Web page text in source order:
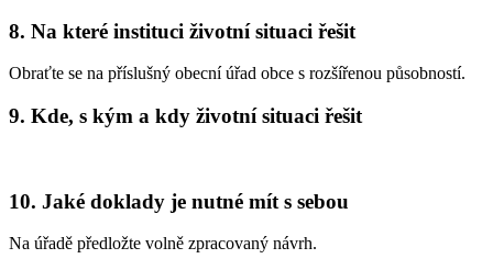
8. Na které instituci životní situaci řešit
Obraťte se na příslušný obecní úřad obce s rozšířenou působností.
9. Kde, s kým a kdy životní situaci řešit
10. Jaké doklady je nutné mít s sebou
Na úřadě předložte volně zpracovaný návrh.